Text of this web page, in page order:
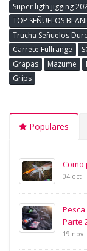
Super ligth jigging
TOP SEÑUELOS
Trucha Señuelos
Carrete Fullrange
Grapas
Mazume
Grips
Populares
Como
04 oct
Pesca
Parte
19 nov